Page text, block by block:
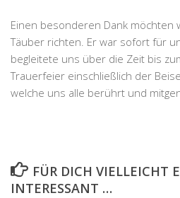
Einen besonderen Dank möchten
Täuber richten. Er war sofort für
begleitete uns über die Zeit bis
Trauerfeier einschließlich der
welche uns alle berührt und
FÜR DICH VIELLEICHT
INTERESSANT …